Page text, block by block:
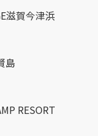
滋賀今津浜
島
RESORT